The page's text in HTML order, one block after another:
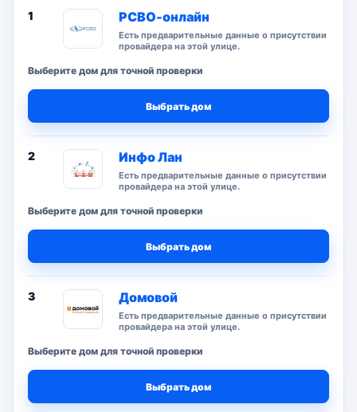
1 РСВО-онлайн
Есть предварительные данные о присутствии
провайдера на этой улице.
Выберите дом для точной проверки
Выбрать дом
2 Инфо Лан
Есть предварительные данные о присутствии
провайдера на этой улице.
Выберите дом для точной проверки
Выбрать дом
3 Домовой
Есть предварительные данные о присутствии
провайдера на этой улице.
Выберите дом для точной проверки
Выбрать дом